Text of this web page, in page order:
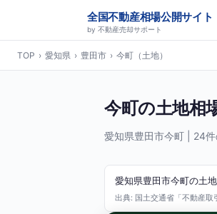
全国不動産相場公開サイト
by 不動産売却サポート
TOP › 愛知県 › 豊田市 › 今町（土地）
今町の土地相
愛知県豊田市今町 | 24
愛知県豊田市今町の土
出典: 国土交通省「不動産